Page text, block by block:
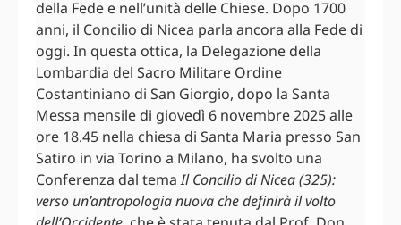
della Fede e nell’unità delle Chiese. Dopo 1700
anni, il Concilio di Nicea parla ancora alla Fede di
oggi. In questa ottica, la Delegazione della
Lombardia del Sacro Militare Ordine
Costantiniano di San Giorgio, dopo la Santa
Messa mensile di giovedì 6 novembre 2025 alle
ore 18.45 nella chiesa di Santa Maria presso San
Satiro in via Torino a Milano, ha svolto una
Conferenza dal temaIl Concilio di Nicea (325):
verso un’antropologia nuova che definirà il volto